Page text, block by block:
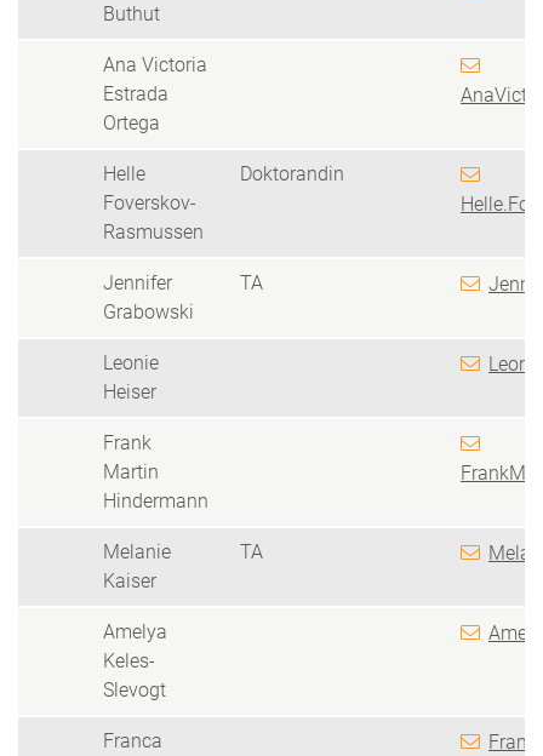
Buthut
Ana Victoria
Estrada
Ortega
Helle
Foverskov-
Rasmussen
Doktorandin
Jennifer
Grabowski
TA
Leonie
Heiser
Frank
Martin
Hindermann
Melanie
Kaiser
TA
Amelya
Keles-
Slevogt
Franca